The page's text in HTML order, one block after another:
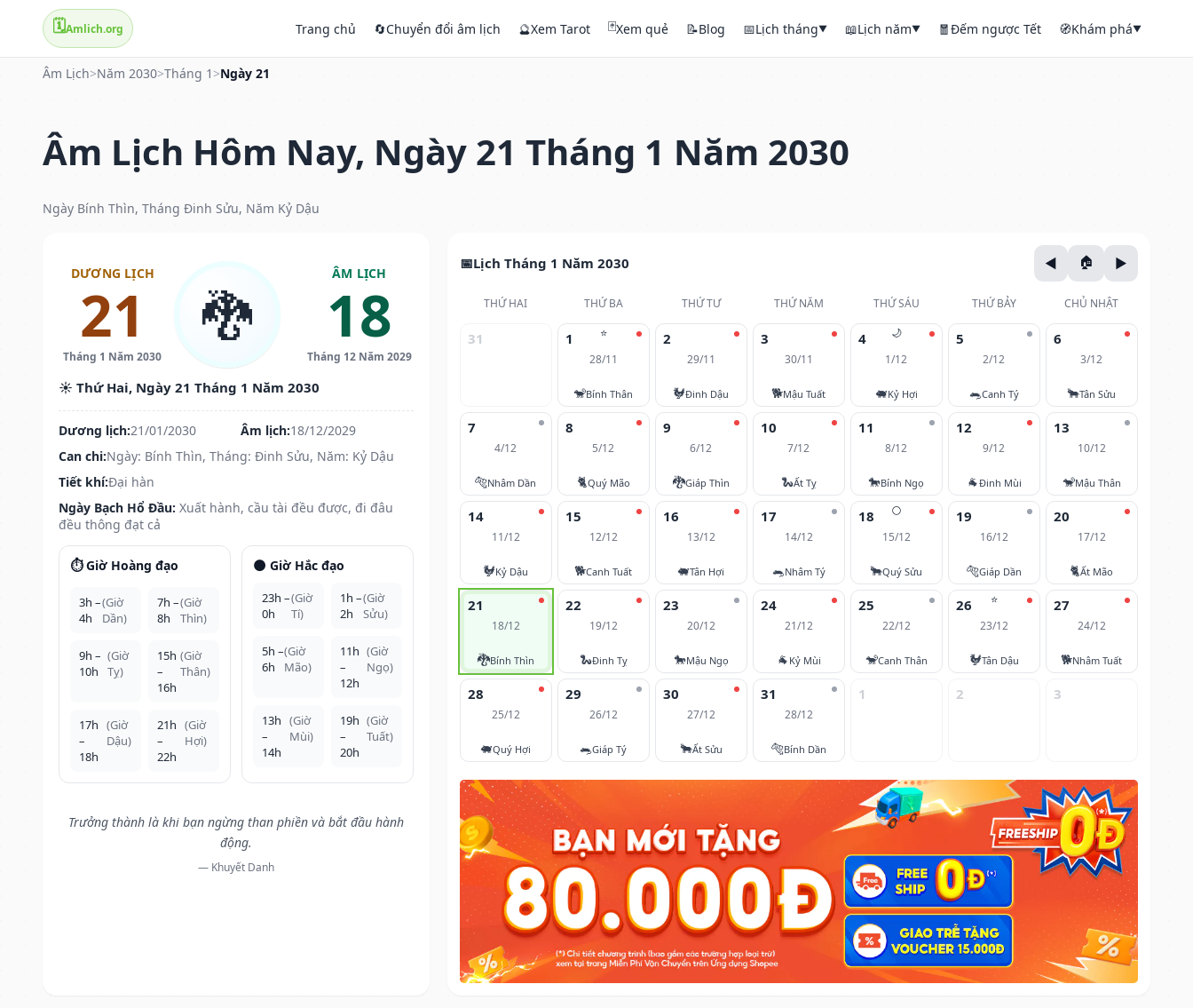
🗓️Amlich.org Trang chủ 🔄Chuyển đổi âm lịch 🔮Xem Tarot 🃏Xem quẻ 📝Blog 📅Lịch tháng▼ 📖Lịch năm▼ 🧧Đếm ngược Tết 🧭Khám phá▼
Âm Lịch>Năm 2030>Tháng 1 >Ngày 21
Âm Lịch Hôm Nay, Ngày 21 Tháng 1 Năm 2030
Ngày Bính Thìn, Tháng Đinh Sửu, Năm Kỷ Dậu
DƯƠNG LỊCH
21
Tháng 1 Năm 2030
🐉
ÂM LỊCH
18
Tháng 12 Năm 2029
☀️ Thứ Hai, Ngày 21 Tháng 1 Năm 2030
Dương lịch:21/01/2030 Âm lịch:18/12/2029
Can chi:Ngày: Bính Thìn, Tháng: Đinh Sửu, Năm: Kỷ Dậu
Tiết khí:Đại hàn
Ngày Bạch Hổ Đầu: Xuất hành, cầu tài đều được, đi đâu
đều thông đạt cả
⏱️ Giờ Hoàng đạo
3h –
4h
(Giờ
Dần)
7h –
8h
(Giờ
Thìn)
9h –
10h
(Giờ
Tỵ)
15h
–
16h
(Giờ
Thân)
17h
–
18h
(Giờ
Dậu)
21h
–
22h
(Giờ
Hợi)
🌑 Giờ Hắc đạo
23h –
0h
(Giờ
Tí)
1h –
2h
(Giờ
Sửu)
5h –
6h
(Giờ
Mão)
11h
–
12h
(Giờ
Ngọ)
13h
–
14h
(Giờ
Mùi)
19h
–
20h
(Giờ
Tuất)
Trưởng thành là khi bạn ngừng than phiền và bắt đầu hành
động.
— Khuyết Danh
Lịch Tháng 1 Năm 2030
THỨ HAI THỨ BA THỨ TƯ THỨ NĂM THỨ SÁU THỨ BẢY CHỦ NHẬT
31 ⭐
1
28/11
🐒Bính Thân
2
29/11
🐓Đinh Dậu
3
30/11
🐕Mậu Tuất
🌙
4
1/12
🐖Kỷ Hợi
5
2/12
🐀Canh Tý
6
3/12
🐂Tân Sửu
7
4/12
🐅Nhâm Dần
8
5/12
🐈Quý Mão
9
6/12
🐉Giáp Thìn
10
7/12
🐍Ất Tỵ
11
8/12
🐎Bính Ngọ
12
9/12
🐐Đinh Mùi
13
10/12
🐒Mậu Thân
14
11/12
🐓Kỷ Dậu
15
12/12
🐕Canh Tuất
16
13/12
🐖Tân Hợi
17
14/12
🐀Nhâm Tý
🌕
18
15/12
🐂Quý Sửu
19
16/12
🐅Giáp Dần
20
17/12
🐈Ất Mão
21
18/12
🐉Bính Thìn
22
19/12
🐍Đinh Tỵ
23
20/12
🐎Mậu Ngọ
24
21/12
🐐 Kỷ Mùi
25
22/12
🐒Canh Thân
⭐
26
23/12
🐓Tân Dậu
27
24/12
🐕Nhâm Tuất
28
25/12
🐖Quý Hợi
29
26/12
🐀Giáp Tý
30
27/12
🐂Ất Sửu
31
28/12
🐅Bính Dần
1 2 3